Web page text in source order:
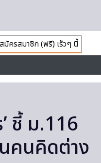
มัครสมาชิก (ฟรี) เร็วๆ นี้
’ ชี้ ม.116
คนคิดต่าง